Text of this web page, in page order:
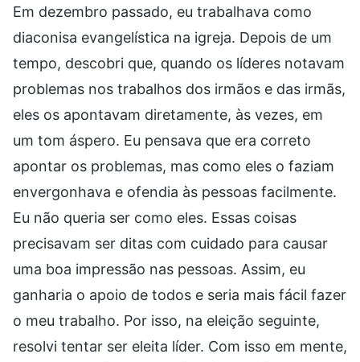
Em dezembro passado, eu trabalhava como
diaconisa evangelística na igreja. Depois de um
tempo, descobri que, quando os líderes notavam
problemas nos trabalhos dos irmãos e das irmãs,
eles os apontavam diretamente, às vezes, em
um tom áspero. Eu pensava que era correto
apontar os problemas, mas como eles o faziam
envergonhava e ofendia às pessoas facilmente.
Eu não queria ser como eles. Essas coisas
precisavam ser ditas com cuidado para causar
uma boa impressão nas pessoas. Assim, eu
ganharia o apoio de todos e seria mais fácil fazer
o meu trabalho. Por isso, na eleição seguinte,
resolvi tentar ser eleita líder. Com isso em mente,